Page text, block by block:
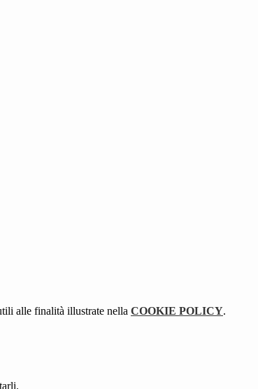
alle finalità illustrate nella COOKIE POLICY.